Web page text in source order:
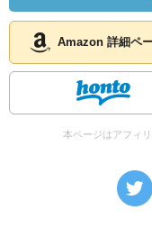
Amazon 詳細ペ
本ページはアフィ